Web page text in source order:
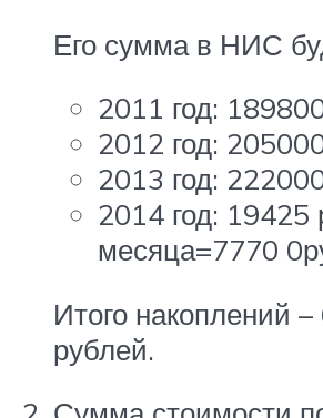
Его сумма в НИС
2011 год:
2012 год:
2013 год:
2014 год: 19425
месяца=7770
Итого накоплений
рублей.